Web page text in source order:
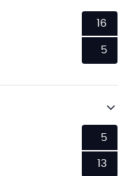
16
5
5
13